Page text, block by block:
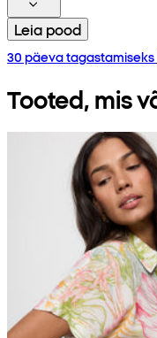
Leia pood
30 päeva tagastamiseks
Tooted, mis